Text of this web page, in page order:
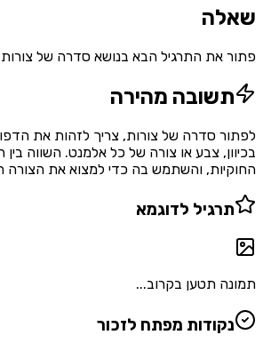
שאלה
פתור את התרגיל הבא בנושא סדרה של צורות
תשובה מהירה
לפתור סדרה של צורות, צריך לזהות את
בכיוון, צבע או צורה של כל אלמנט. השווה
החוקיות, והשתמש בה כדי למצוא את
תרגיל לדוגמא
תמונה תטען בקרוב...
נקודות מפתח לזכור